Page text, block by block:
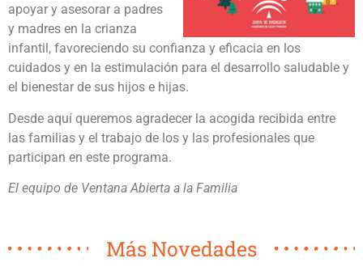
apoyar y asesorar a padres
y madres en la crianza
infantil, favoreciendo su confianza y eficacia en los
cuidados y en la estimulación para el desarrollo saludable y
el bienestar de sus hijos e hijas.
Desde aquí queremos agradecer la acogida recibida entre
las familias y el trabajo de los y las profesionales que
participan en este programa.
El equipo de Ventana Abierta a la Familia
Más Novedades